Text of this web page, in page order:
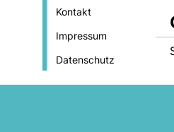
Kontakt
Impressum
Datenschutz